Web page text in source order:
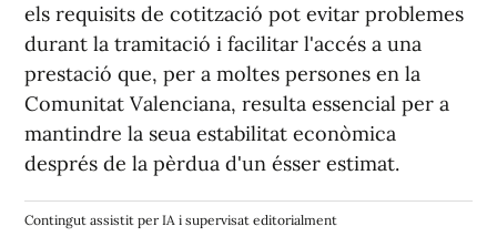
els requisits de cotització pot evitar problemes
durant la tramitació i facilitar l'accés a una
prestació que, per a moltes persones en la
Comunitat Valenciana, resulta essencial per a
mantindre la seua estabilitat econòmica
després de la pèrdua d'un ésser estimat.
Contingut assistit per IA i supervisat editorialment